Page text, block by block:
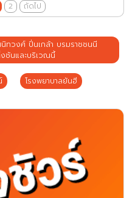
2 ถัดไป
ทวงศ์ ปิ่นเกล้า บรมราชชนนี
นและบริเวณนี้
โรงพยาบาลยันฮี